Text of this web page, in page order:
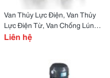
Van Thủy Lực Điện, Van Thủy
Lực Điện Từ, Van Chống Lún
Thủy Lực, Van Điện Thủy Lực
Liên hệ